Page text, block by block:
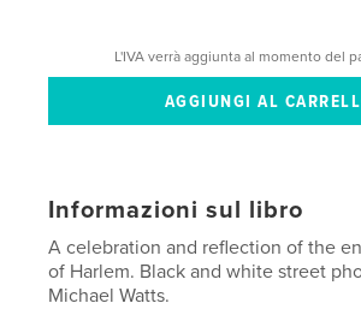
L'IVA verrà aggiunta al momento del
Informazioni sul libro
A celebration and reflection of the
of Harlem. Black and white street
Michael Watts.